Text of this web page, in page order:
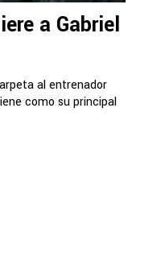
a Gabriel
al entrenador
como su principal